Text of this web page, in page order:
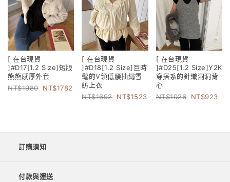
[ 在台現貨
]#D17[1.2 Size]短版
熊熊感厚外套
1980
1782
[ 在台現貨
]#D18[1.2 Size]巨時
髦的V領低腰抽繩雪
紡上衣
1692
1523
[ 在台現貨
]#D25[1.2 Size]Y2K
穿搭系的針織洞洞背
心
1026
923
訂購須知
付款與運送